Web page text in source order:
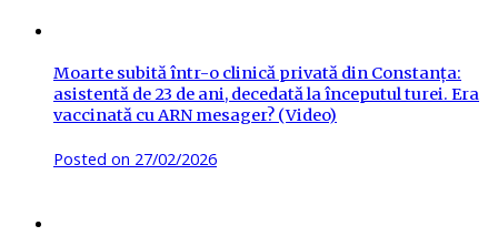
Moarte subită într-o clinică privată din Constanța:
asistentă de 23 de ani, decedată la începutul turei. Era
vaccinată cu ARN mesager? (Video)
Posted on 27/02/2026